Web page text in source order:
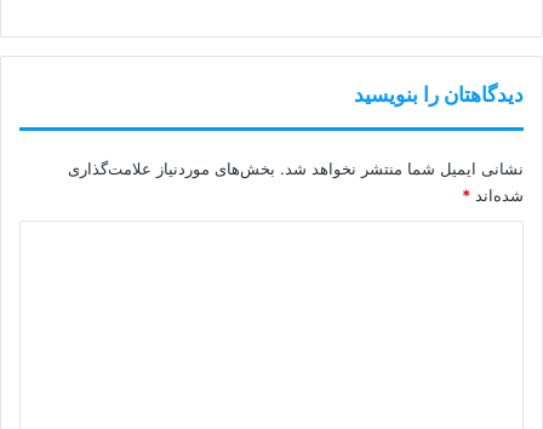
دیدگاهتان را بنویسید
نشانی ایمیل شما منتشر نخواهد شد. بخش‌های موردنیاز علامت‌گذاری
شده‌اند *